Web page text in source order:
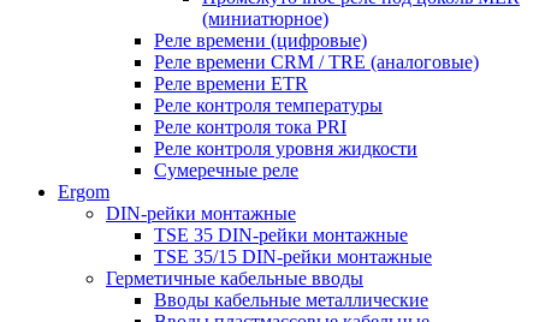
(миниатюрное)
Реле времени (цифровые)
Реле времени CRM / TRE (аналоговые)
Реле времени ETR
Реле контроля температуры
Реле контроля тока PRI
Реле контроля уровня жидкости
Сумеречные реле
Ergom
DIN-рейки монтажные
TSE 35 DIN-рейки монтажные
TSE 35/15 DIN-рейки монтажные
Герметичные кабельные вводы
Вводы кабельные металлические